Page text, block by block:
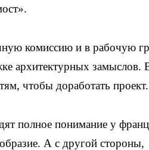
комиссию и в рабочую
архитектурных замыслов.
чтобы доработать проект.
полное понимание у
А с другой стороны,